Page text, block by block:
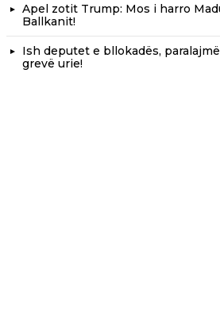
Apel zotit Trump: Mos i harro
Ballkanit!
Ish deputet e bllokadës,
grevë urie!